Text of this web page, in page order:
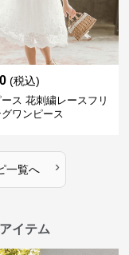
(税込)
ス 花刺繍レースフリ
ワンピース
一覧へ ›
イテム